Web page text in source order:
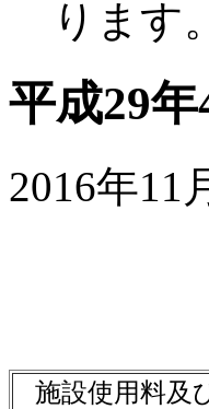
ります。
平成29
2016年11
施設使用料及